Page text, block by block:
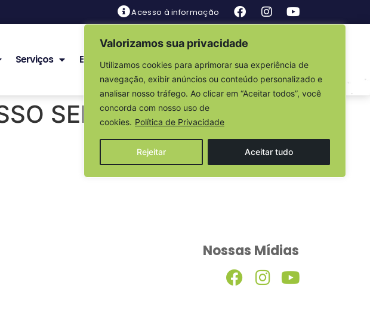
Valorizamos sua privacidade
Utilizamos cookies para aprimorar sua experiência de
navegação, exibir anúncios ou conteúdo personalizado e
analisar nosso tráfego. Ao clicar em “Aceitar todos”, você
concorda com nosso uso de
cookies. Política de Privacidade
Rejeitar Aceitar tudo
Acesso à informação
Serviços Editais Fale Conosco
SELETIVO
Nossas Mídias